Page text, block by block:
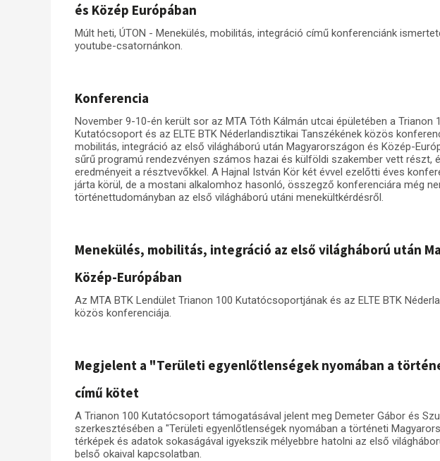
és Közép Európában
Múlt heti, ÚTON - Menekülés, mobilitás, integráció című konferenciánk
youtube-csatornánkon.
Konferencia
November 9-10-én került sor az MTA Tóth Kálmán utcai épületében a Trianon
Kutatócsoport és az ELTE BTK Néderlandisztikai Tanszékének közös
mobilitás, integráció az első világháború után Magyarországon és Közép-
sűrű programú rendezvényen számos hazai és külföldi szakember vett részt,
eredményeit a résztvevőkkel. A Hajnal István Kör két évvel ezelőtti éves
járta körül, de a mostani alkalomhoz hasonló, összegző konferenciára még
történettudományban az első világháború utáni menekültkérdésről.
Menekülés, mobilitás, integráció az első világháború után
Közép-Európában
Az MTA BTK Lendület Trianon 100 Kutatócsoportjának és az ELTE BTK
közös konferenciája.
Megjelent a "Területi egyenlőtlenségek nyomában a
című kötet
A Trianon 100 Kutatócsoport támogatásával jelent meg Demeter Gábor és
szerkesztésében a "Területi egyenlőtlenségek nyomában a történeti
térképek és adatok sokaságával igyekszik mélyebbre hatolni az első
belső okaival kapcsolatban.